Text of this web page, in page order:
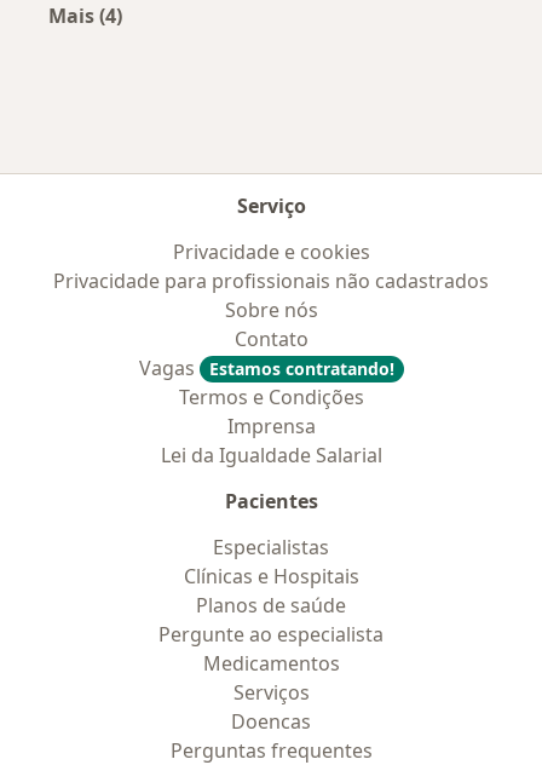
Mais (4)
Serviço
Privacidade e cookies
Privacidade para profissionais não cadastrados
Sobre nós
Contato
Vagas
Estamos contratando!
Termos e Condições
Imprensa
Lei da Igualdade Salarial
Pacientes
Especialistas
Clínicas e Hospitais
Planos de saúde
Pergunte ao especialista
Medicamentos
Serviços
Doencas
Perguntas frequentes